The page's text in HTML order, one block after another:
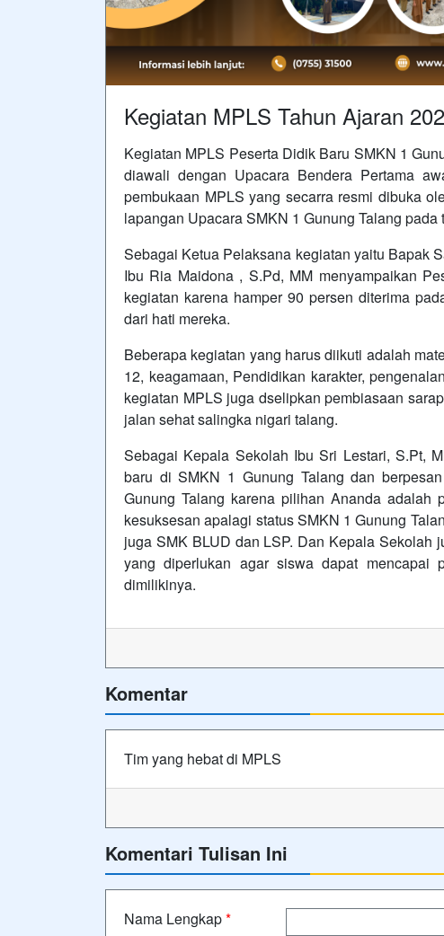
Kegiatan MPLS Tahun Ajaran
Kegiatan MPLS Peserta Didik Baru SMKN 1
diawali dengan Upacara Bendera Pertama
pembukaan MPLS yang secarra resmi dibuka
lapangan Upacara SMKN 1 Gunung Talang
Sebagai Ketua Pelaksana kegiatan yaitu Bapak
Ibu Ria Maidona , S.Pd, MM menyampaikan
kegiatan karena hamper 90 persen diterima
dari hati mereka.
Beberapa kegiatan yang harus diikuti adalah
12, keagamaan, Pendidikan karakter,
kegiatan MPLS juga dselipkan pembiasaan
jalan sehat salingka nigari talang.
Sebagai Kepala Sekolah Ibu Sri Lestari, S.Pt,
baru di SMKN 1 Gunung Talang dan
Gunung Talang karena pilihan Ananda
kesuksesan apalagi status SMKN 1 Gunung
juga SMK BLUD dan LSP. Dan Kepala Sekolah
yang diperlukan agar siswa dapat mencapai
dimilikinya.
Komentar
Tim yang hebat di MPLS
Komentari Tulisan Ini
Nama Lengkap*